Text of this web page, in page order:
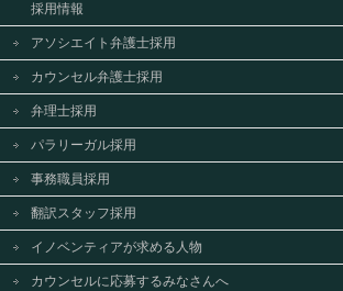
採用情報
アソシエイト弁護士採用
カウンセル弁護士採用
弁理士採用
パラリーガル採用
事務職員採用
翻訳スタッフ採用
イノベンティアが求める人物
カウンセルに応募するみなさんへ